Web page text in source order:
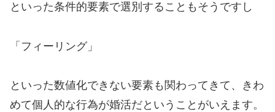
といった条件的要素で選別することもそうですし
「フィーリング」
といった数値化できない要素も関わってきて、きわ
めて個人的な行為が婚活だということがいえます。